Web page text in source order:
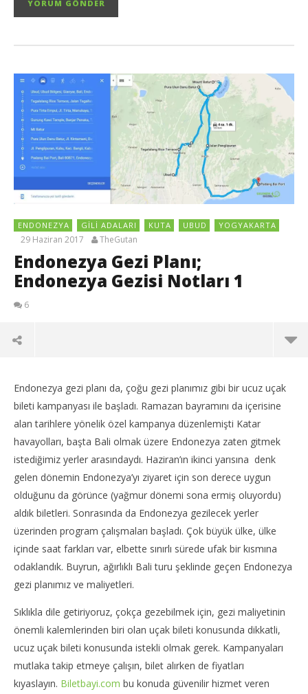
ENDONEZYA GILI ADALARI KUTA UBUD YOGYAKARTA
29 Haziran 2017 TheGutan
Endonezya Gezi Planı;
Endonezya Gezisi Notları 1
6
NOW VIEWING
Endonezya Gezi Planı; Endonezya Gezisi Notları 1
29
2017
TheGutan
Endonezya gezi planı da, çoğu gezi planımız gibi bir ucuz uçak
bileti kampanyası ile başladı. Ramazan bayramını da içerisine
alan tarihlere yönelik özel kampanya düzenlemişti Katar
havayolları, başta Bali olmak üzere Endonezya zaten gitmek
istediğimiz yerler arasındaydı. Haziran’ın ikinci yarısına denk
gelen dönemin Endonezya’yı ziyaret için son derece uygun
olduğunu da görünce (yağmur dönemi sona ermiş oluyordu)
aldık biletleri. Sonrasında da Endonezya gezilecek yerler
üzerinden program çalışmaları başladı. Çok büyük ülke, ülke
içinde saat farkları var, elbette sınırlı sürede ufak bir kısmına
odaklandık. Buyrun, ağırlıklı Bali turu şeklinde geçen Endonezya
gezi planımız ve maliyetleri.
Sıklıkla dile getiriyoruz, çokça gezebilmek için, gezi maliyetinin
önemli kalemlerinden biri olan uçak bileti konusunda dikkatli,
ucuz uçak bileti konusunda istekli olmak gerek. Kampanyaları
mutlaka takip etmeye çalışın, bilet alırken de fiyatları
kıyaslayın. Biletbayi.com bu konuda güvenilir hizmet veren